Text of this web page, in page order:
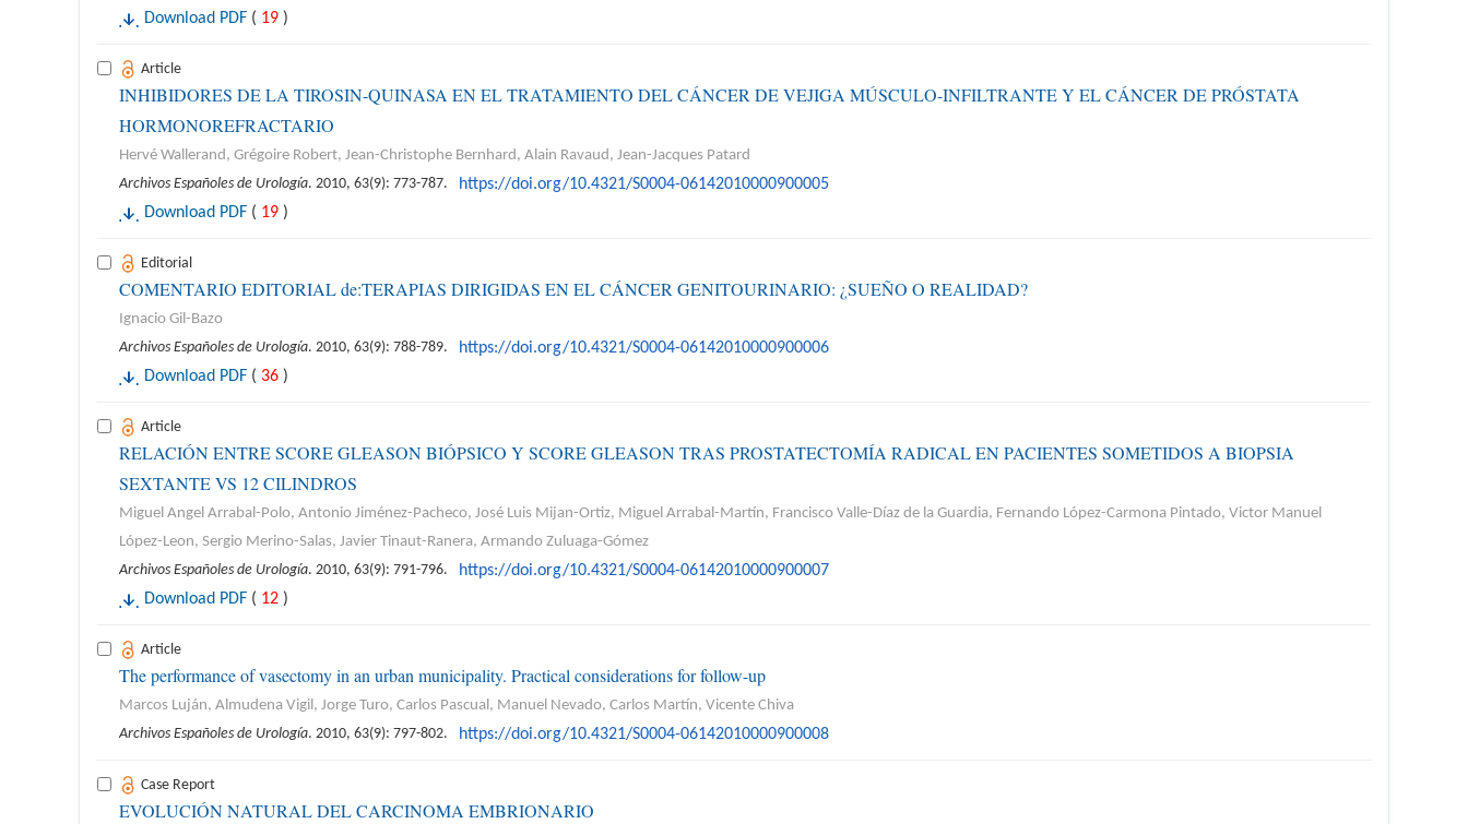
Download PDF ( 19 )
Article
INHIBIDORES DE LA TIROSIN-QUINASA EN EL TRATAMIENTO DEL CÁNCER DE VEJIGA MÚSCULO-INFILTRANTE Y EL CÁNCER DE PRÓSTATA
HORMONOREFRACTARIO
Hervé Wallerand, Grégoire Robert, Jean-Christophe Bernhard, Alain Ravaud, Jean-Jacques Patard
Archivos Españoles de Urología. 2010, 63(9): 773-787.
https://doi.org/10.4321/S0004-06142010000900005
Download PDF ( 19 )
Editorial
COMENTARIO EDITORIAL de:TERAPIAS DIRIGIDAS EN EL CÁNCER GENITOURINARIO: ¿SUEÑO O REALIDAD?
Ignacio Gil-Bazo
Archivos Españoles de Urología. 2010, 63(9): 788-789.
https://doi.org/10.4321/S0004-06142010000900006
Download PDF ( 36 )
Article
RELACIÓN ENTRE SCORE GLEASON BIÓPSICO Y SCORE GLEASON TRAS PROSTATECTOMÍA RADICAL EN PACIENTES SOMETIDOS A BIOPSIA
SEXTANTE VS 12 CILINDROS
Miguel Angel Arrabal-Polo, Antonio Jiménez-Pacheco, José Luis Mijan-Ortiz, Miguel Arrabal-Martín, Francisco Valle-Díaz de la Guardia, Fernando López-Carmona Pintado, Victor Manuel
López-Leon, Sergio Merino-Salas, Javier Tinaut-Ranera, Armando Zuluaga-Gómez
Archivos Españoles de Urología. 2010, 63(9): 791-796.
https://doi.org/10.4321/S0004-06142010000900007
Download PDF ( 12 )
Article
The performance of vasectomy in an urban municipality. Practical considerations for follow-up
Marcos Luján, Almudena Vigil, Jorge Turo, Carlos Pascual, Manuel Nevado, Carlos Martín, Vicente Chiva
Archivos Españoles de Urología. 2010, 63(9): 797-802. https://doi.org/10.4321/S0004-06142010000900008
Case Report
EVOLUCIÓN NATURAL DEL CARCINOMA EMBRIONARIO